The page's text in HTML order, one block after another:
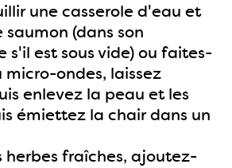
une casserole d'eau et
saumon (dans son
s'il est sous vide) ou faites-
micro-ondes, laissez
enlevez la peau et les
émiettez la chair dans un
herbes fraîches, ajoutez-